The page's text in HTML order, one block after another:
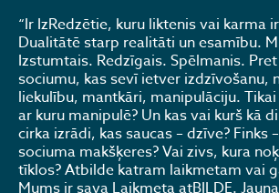
“Ir IzRedzētie, kuru liktenis vai karma
Dualitātē starp realitāti un esamību.
Izstumtais. Redzīgais. Spēlmanis. Pret
sociumu, kas sevī ietver izdzīvošanu,
liekulību, mantkāri, manipulāciju.
ar kuru manipulē? Un kas vai kurš kā
cirka izrādi, kas saucas – dzīve? Finks
sociuma makšķeres? Vai zivs, kura
tīklos? Atbilde katram laikmetam vai
Mums ir sava Laikmeta atBILDE.